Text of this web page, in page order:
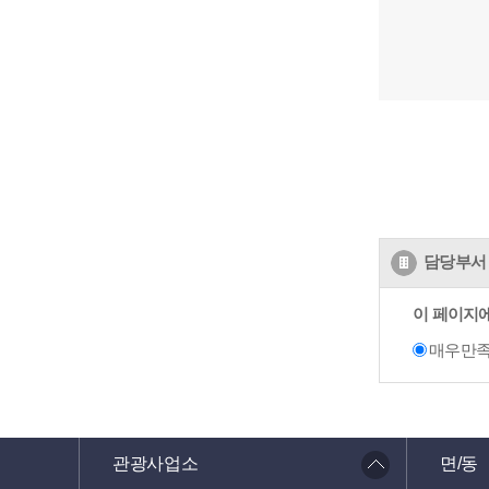
담당부서
이 페이지
매우만
관광사업소 면/동